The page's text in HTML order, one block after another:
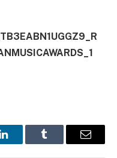
LinkedInTumblr Имэйл